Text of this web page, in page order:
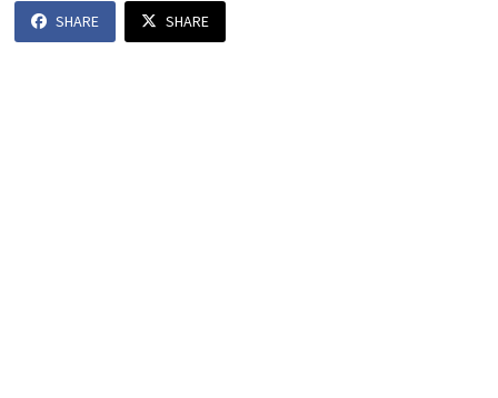
SHARE SHARE